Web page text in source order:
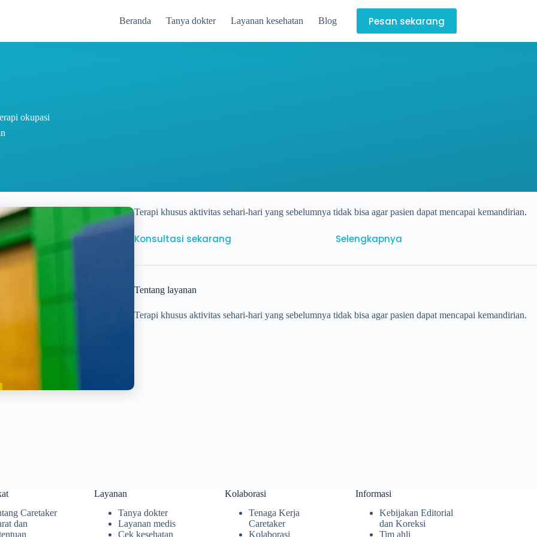
Beranda Tanya dokter Layanan kesehatan Blog Pesan sekarang
okupasi
Terapi khusus aktivitas sehari-hari yang sebelumnya tidak bisa agar pasien dapat mencapai kemandirian.
Konsultasi sekarang Selengkapnya
Tentang layanan
Terapi khusus aktivitas sehari-hari yang sebelumnya tidak bisa agar pasien dapat mencapai kemandirian.
Caretaker
dan
Layanan
Tanya dokter
Layanan medis
Cek kesehatan
Kolaborasi
Tenaga Kerja
Caretaker
Kolaborasi
Informasi
Kebijakan Editorial
dan Koreksi
Tim ahli